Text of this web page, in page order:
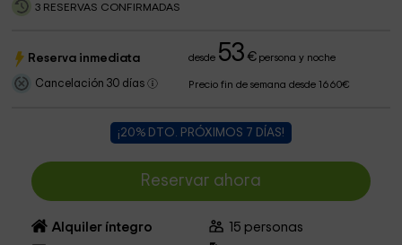
3 RESERVAS CONFIRMADAS
Reserva inmediata desde 53 €persona y noche
Cancelación 30 días Precio fin de semana desde 1660€
¡20% DTO. PRÓXIMOS 7 DÍAS!
Reservar ahora
Alquiler íntegro 15 personas